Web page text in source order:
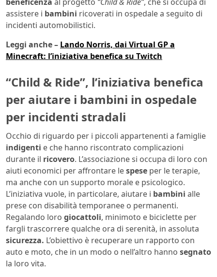
assistere i bambini ricoverati in ospedale a seguito di
incidenti automobilistici.
Leggi anche – Lando Norris, dai Virtual GP a
Minecraft: l’iniziativa benefica su Twitch
“Child & Ride”, l’iniziativa benefica
per aiutare i bambini in ospedale
per incidenti stradali
Occhio di riguardo per i piccoli appartenenti a famiglie
indigenti e che hanno riscontrato complicazioni
durante il ricovero. L’associazione si occupa di loro con
aiuti economici per affrontare lespese per le terapie,
ma anche con un supporto morale e psicologico.
L’iniziativa vuole, in particolare, aiutare i bambini alle
prese con disabilità temporanee o permanenti.
Regalando loro giocattoli, minimoto e biciclette per
fargli trascorrere qualche ora di serenità, in assoluta
sicurezza. L’obiettivo è recuperare un rapporto con
auto e moto, che in un modo o nell’altro hanno segnato
la loro vita.